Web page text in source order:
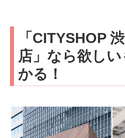
「CITYSHOP
店」なら欲し
かる！